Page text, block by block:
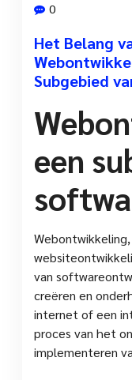
0
Het Belang
Subgebied
een
van
creëren en
internet of een
proces van het
implementeren